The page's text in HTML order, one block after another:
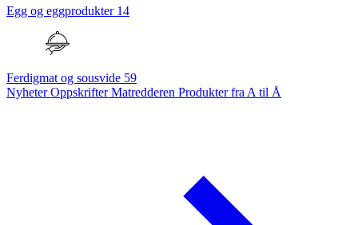
Egg og eggprodukter 14
Ferdigmat og sousvide 59
NyheterOppskrifterMatredderen Produkter fra A til Å